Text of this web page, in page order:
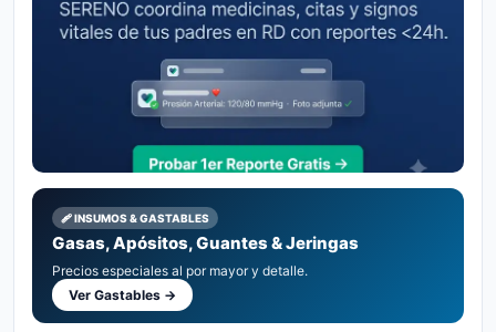
🩹 INSUMOS & GASTABLES
Gasas, Apósitos, Guantes & Jeringas
Precios especiales al por mayor y detalle.
Ver Gastables →